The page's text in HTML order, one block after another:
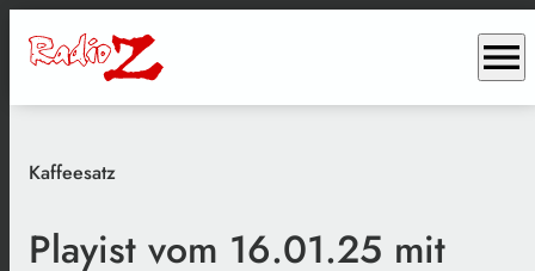
menu
Kaffeesatz
Playist vom 16.01.25 mit